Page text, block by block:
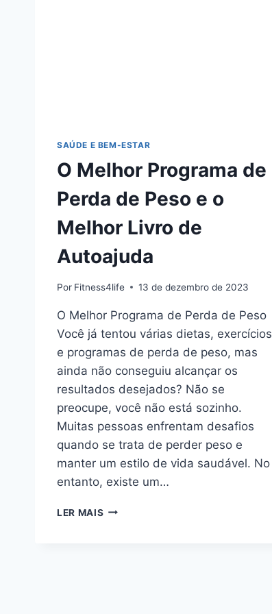
SAÚDE E BEM-ESTAR
O Melhor Programa de
Perda de Peso e o
Melhor Livro de
Autoajuda
Por Fitness4life 13 de dezembro de 2023
O Melhor Programa de Perda de Peso
Você já tentou várias dietas, exercícios
e programas de perda de peso, mas
ainda não conseguiu alcançar os
resultados desejados? Não se
preocupe, você não está sozinho.
Muitas pessoas enfrentam desafios
quando se trata de perder peso e
manter um estilo de vida saudável. No
entanto, existe um…
LER MAIS O